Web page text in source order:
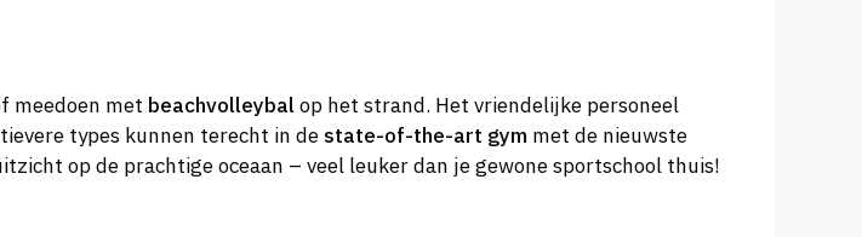
meedoen met beachvolleybalop het strand. Het vriendelijke personeel
types kunnen terecht in de state-of-the-art gym met de nieuwste
op de prachtige oceaan – veel leuker dan je gewone sportschool thuis!